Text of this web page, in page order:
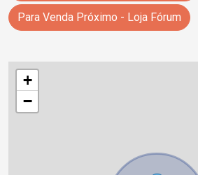
Para Venda Próximo - Loja Fórum
+
−